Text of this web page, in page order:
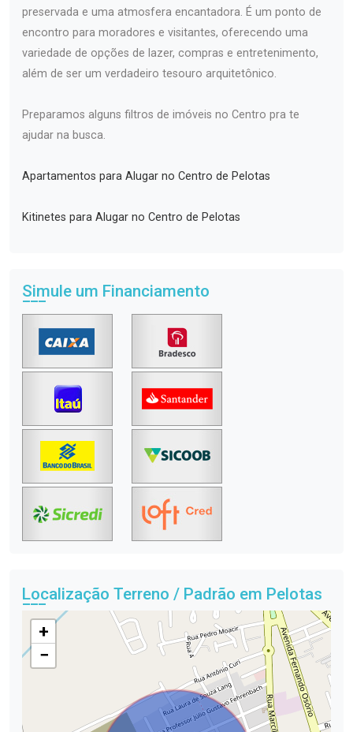
preservada e uma atmosfera encantadora. É um ponto de
encontro para moradores e visitantes, oferecendo uma
variedade de opções de lazer, compras e entretenimento,
além de ser um verdadeiro tesouro arquitetônico.
Preparamos alguns filtros de imóveis no Centro pra te
ajudar na busca.
Apartamentos para Alugar no Centro de Pelotas
Kitinetes para Alugar no Centro de Pelotas
Simule um Financiamento
Localização Terreno / Padrão em Pelotas
+
−